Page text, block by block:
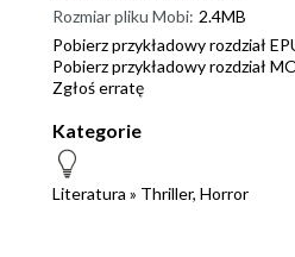
Rozmiar pliku Mobi: 2.4MB
Pobierz przykładowy rozdział
Pobierz przykładowy rozdział
Zgłoś erratę
Kategorie
Literatura » Thriller, Horror